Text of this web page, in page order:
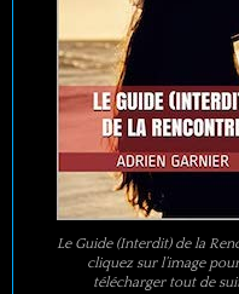
Le Guide (Interdit) de la
cliquez sur l’image
télécharger tout de